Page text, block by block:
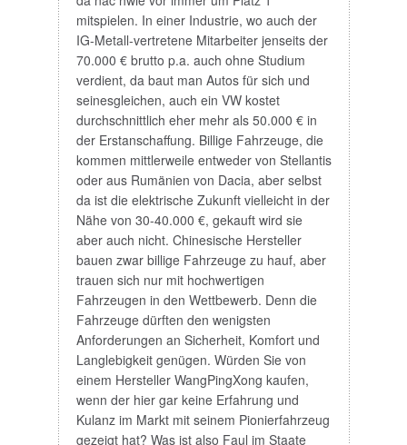
mitspielen. In einer Industrie, wo auch der
IG-Metall-vertretene Mitarbeiter jenseits der
70.000 € brutto p.a. auch ohne Studium
verdient, da baut man Autos für sich und
seinesgleichen, auch ein VW kostet
durchschnittlich eher mehr als 50.000 € in
der Erstanschaffung. Billige Fahrzeuge, die
kommen mittlerweile entweder von Stellantis
oder aus Rumänien von Dacia, aber selbst
da ist die elektrische Zukunft vielleicht in der
Nähe von 30-40.000 €, gekauft wird sie
aber auch nicht. Chinesische Hersteller
bauen zwar billige Fahrzeuge zu hauf, aber
trauen sich nur mit hochwertigen
Fahrzeugen in den Wettbewerb. Denn die
Fahrzeuge dürften den wenigsten
Anforderungen an Sicherheit, Komfort und
Langlebigkeit genügen. Würden Sie von
einem Hersteller WangPingXong kaufen,
wenn der hier gar keine Erfahrung und
Kulanz im Markt mit seinem Pionierfahrzeug
gezeigt hat? Was ist also Faul im Staate